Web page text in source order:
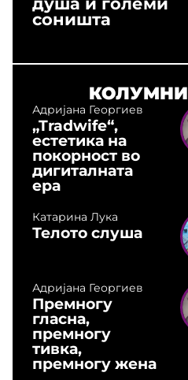
соништа
КОЛУМНИ
Адријана Георгиев
„Tradwife“,
естетика на
покорност во
дигиталната
ера
Катарина Лука
Телото слуша
Адријана Георгиев
Премногу
гласна,
премногу
тивка,
премногу жена